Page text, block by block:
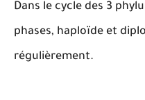
Dans le cycle des 3
phases, haploïde et
régulièrement.